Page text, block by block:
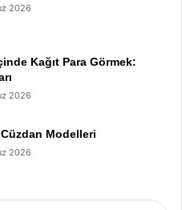
2026
Kağıt Para Görmek:
2026
Modelleri
2026